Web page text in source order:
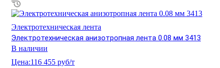
Электротехническая лента
Электротехническая анизотропная лента 0.08 мм 3413
В наличии
Цена:116 455 руб/т